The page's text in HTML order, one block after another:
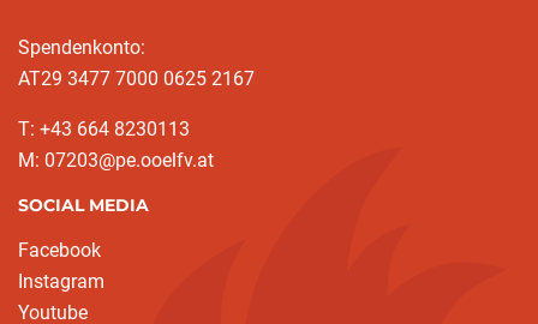
Spendenkonto:
AT29 3477 7000 0625 2167
T: +43 664 8230113
M: 07203@pe.ooelfv.at
SOCIAL MEDIA
Facebook
Instagram
Youtube